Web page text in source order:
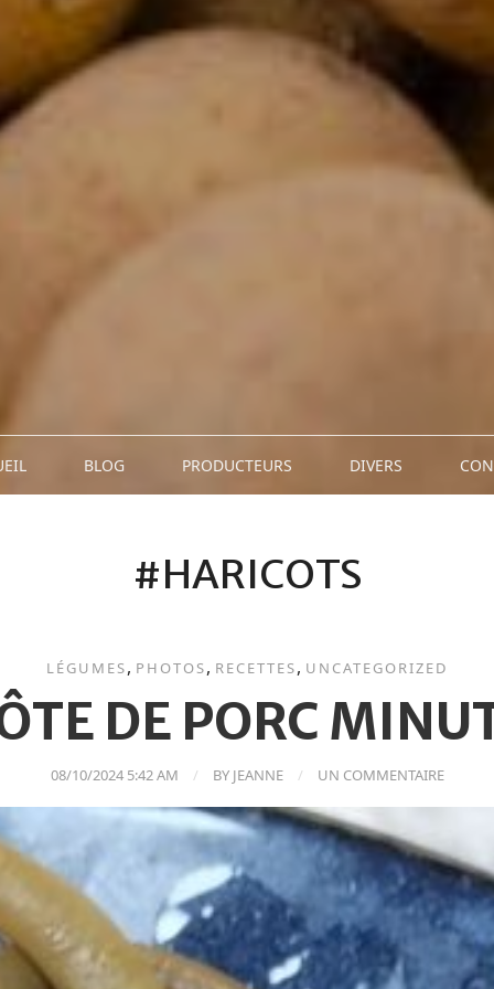
BLOG PRODUCTEURS DIVERS
#HARICOTS
LÉGUMES, PHOTOS, RECETTES, UNCATEGORIZED
DE PORC
08/10/2024 5:42 AM BY JEANNE UN COMMENTAIRE